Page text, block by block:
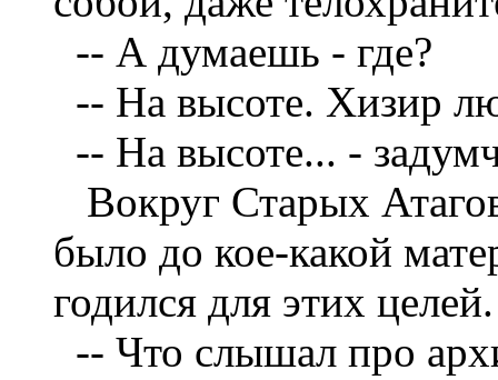
-- А думаешь - где?
-- На высоте. Хизир
-- На высоте... -
Вокруг Старых
было до кое-какой
годился для этих целей.
-- Что слышал про